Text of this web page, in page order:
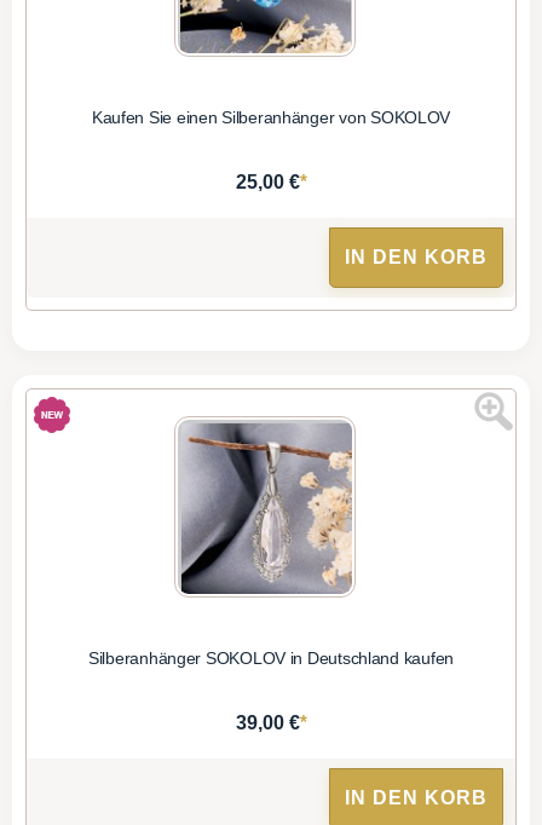
Kaufen Sie einen Silberanhänger von SOKOLOV
25,00 €*
IN DEN KORB
Silberanhänger SOKOLOV in Deutschland kaufen
39,00 €*
IN DEN KORB